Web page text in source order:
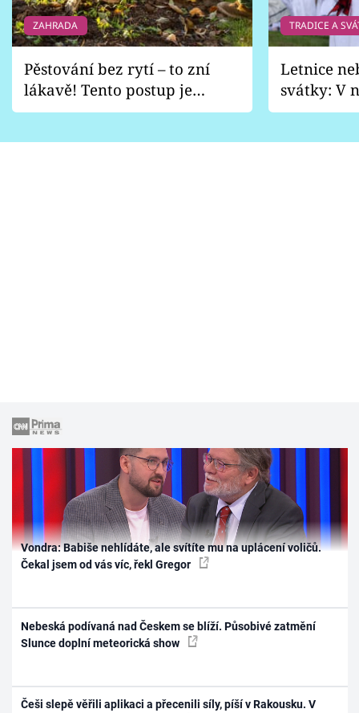
ZAHRADA
Pěstování bez rytí – to zní
lákavě! Tento postup je
vhodný jen pro některé
TRADICE A
Letnice
svátky: V
pondělí
Vondra: Babiše nehlídáte, ale svítíte mu na uplácení voličů.
Čekal jsem od vás víc, řekl Gregor
Nebeská podívaná nad Českem se blíží. Působivé zatmění
Slunce doplní meteorická show
Češi slepě věřili aplikaci a přecenili síly, píší v Rakousku. V